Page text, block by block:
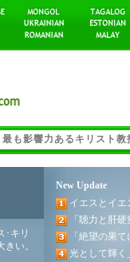
New Update
イエスとイ
「聴力と肝
「絶望の果
光として輝く
･キリ
い。